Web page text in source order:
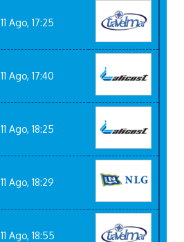
11 Ago, 17:25
11 Ago, 17:40
11 Ago, 18:25
11 Ago, 18:29
11 Ago, 18:55